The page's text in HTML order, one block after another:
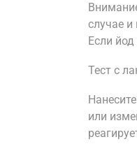
случае
Если йод
Тест с
или